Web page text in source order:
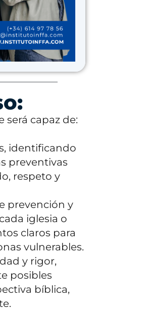
será capaz de:
identificando
preventivas
respeto y
prevención y
iglesia o
claros para
vulnerables.
y rigor,
posibles
bíblica,